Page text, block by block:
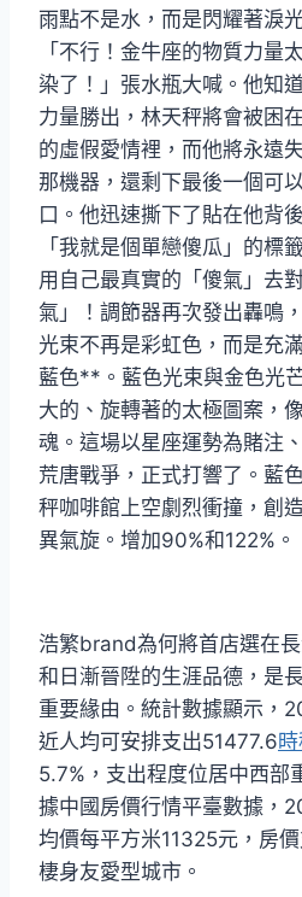
雨點不是水，而是閃耀著淚
「不行！金牛座的物質力量
染了！」張水瓶大喊。他知
力量勝出，林天秤將會被困
的虛假愛情裡，而他將永遠
那機器，還剩下最後一個可
口。他迅速撕下了貼在他背
「我就是個單戀傻瓜」的標
用自己最真實的「傻氣」去
氣」！調節器再次發出轟鳴
光束不再是彩虹色，而是充
藍色**。藍色光束與金色光
大的、旋轉著的太極圖案，
魂。這場以星座運勢為賭注
荒唐戰爭，正式打響了。藍
秤咖啡館上空劇烈衝撞，創
異氣旋。增加90%和122%。
浩繁brand為何將首店選在
和日漸晉陞的生涯品德，是
重要緣由。統計數據顯示，
近人均可安排支出51477.6
5.7%，支出程度位居中西部
據中國房價行情平臺數據，
均價每平方米11325元，房
棲身友愛型城市。